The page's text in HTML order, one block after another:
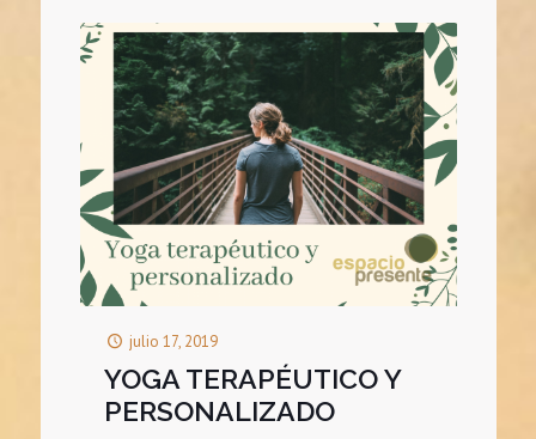
julio 17, 2019
YOGA TERAPÉUTICO Y
PERSONALIZADO